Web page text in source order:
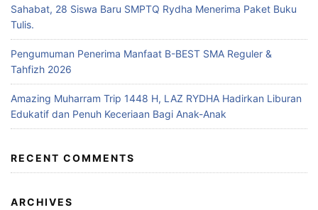
Sahabat, 28 Siswa Baru SMPTQ Rydha Menerima Paket Buku
Tulis.
Pengumuman Penerima Manfaat B-BEST SMA Reguler &
Tahfizh 2026
Amazing Muharram Trip 1448 H, LAZ RYDHA Hadirkan Liburan
Edukatif dan Penuh Keceriaan Bagi Anak-Anak
RECENT COMMENTS
ARCHIVES